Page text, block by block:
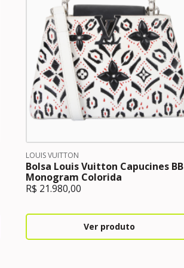
LOUIS VUITTON
Bolsa Louis Vuitton Capucines BB
Monogram Colorida
R$ 21.980,00
Ver produto